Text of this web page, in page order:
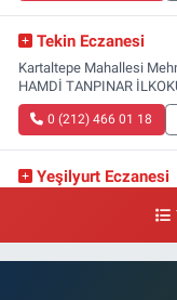
Tekin Eczanesi
Kartaltepe Mahallesi
HAMDİ TANPINAR
0 (212) 466 01 18
Yeşilyurt Eczanesi